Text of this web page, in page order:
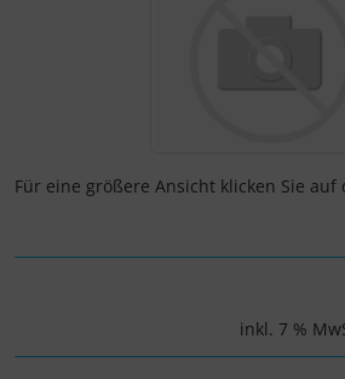
Für eine größere Ansicht klicken Sie auf
inkl. 7 %